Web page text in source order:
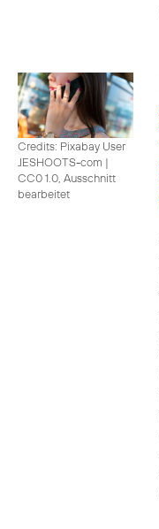
Credits: Pixabay User
JESHOOTS-com |
CC0 1.0, Ausschnitt
bearbeitet